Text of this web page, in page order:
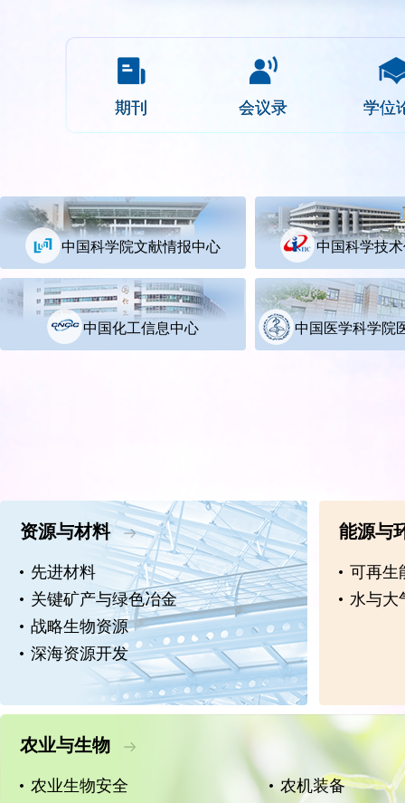
期刊 会议录 学位
中国科学院文献情报中心 中国科学技
中国化工信息中心 中国医学科学院
资源与材料
先进材料
关键矿产与绿色冶金
战略生物资源
深海资源开发
能源与
可再生
水与大
农业与生物
农业生物安全
农机装备